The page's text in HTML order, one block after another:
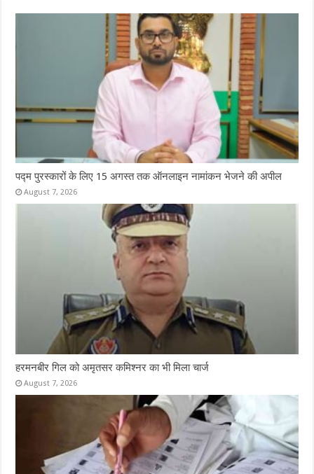
पद्म पुरस्कारों के लिए 15 अगस्त तक ऑनलाइन नामांकन भेजने की अपील
August 7, 2026
हरमनबीर गिल को अमृतसर कमिश्नर का भी मिला चार्ज
August 7, 2026